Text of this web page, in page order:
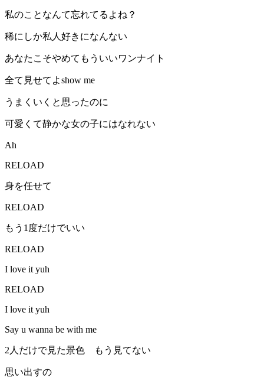
私のことなんて忘れてるよね？
稀にしか私人好きになんない
あなたこそやめてもういいワンナイト
全て見せてよshow me
うまくいくと思ったのに
可愛くて静かな女の子にはなれない
Ah
RELOAD
身を任せて
RELOAD
もう1度だけでいい
RELOAD
I love it yuh
RELOAD
I love it yuh
Say u wanna be with me
2人だけで見た景色 もう見てない
思い出すの